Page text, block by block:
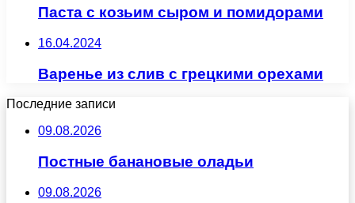
Паста с козьим сыром и помидорами
16.04.2024
Варенье из слив с грецкими орехами
Последние записи
09.08.2026
Постные банановые оладьи
09.08.2026